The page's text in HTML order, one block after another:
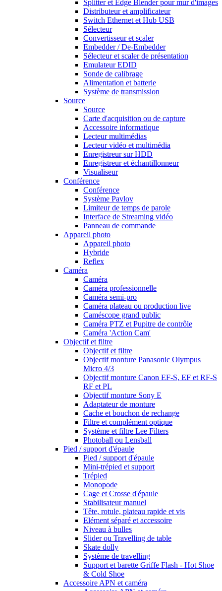
Splitter et Edge Blender pour mur d'images
Distributeur et amplificateur
Switch Ethernet et Hub USB
Sélecteur
Convertisseur et scaler
Embedder / De-Embedder
Sélecteur et scaler de présentation
Emulateur EDID
Sonde de calibrage
Alimentation et batterie
Système de transmission
Source
Source
Carte d'acquisition ou de capture
Accessoire informatique
Lecteur multimédias
Lecteur vidéo et multimédia
Enregistreur sur HDD
Enregistreur et échantillonneur
Visualiseur
Conférence
Conférence
Système Pavlov
Limiteur de temps de parole
Interface de Streaming vidéo
Panneau de commande
Appareil photo
Appareil photo
Hybride
Reflex
Caméra
Caméra
Caméra professionnelle
Caméra semi-pro
Caméra plateau ou production live
Caméscope grand public
Caméra PTZ et Pupitre de contrôle
Caméra 'Action Cam'
Objectif et filtre
Objectif et filtre
Objectif monture Panasonic Olympus
Micro 4/3
Objectif monture Canon EF-S, EF et RF-S
RF et PL
Objectif monture Sony E
Adaptateur de monture
Cache et bouchon de rechange
Filtre et complément optique
Système et filtre Lee Filters
Photoball ou Lensball
Pied / support d'épaule
Pied / support d'épaule
Mini-trépied et support
Trépied
Monopode
Cage et Crosse d'épaule
Stabilisateur manuel
Tête, rotule, plateau rapide et vis
Elément séparé et accessoire
Niveau à bulles
Slider ou Travelling de table
Skate dolly
Système de travelling
Support et barette Griffe Flash - Hot Shoe
& Cold Shoe
Accessoire APN et caméra